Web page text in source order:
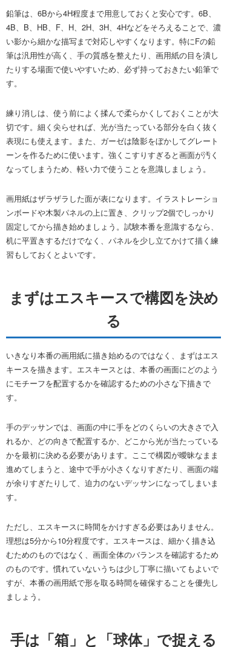
鉛筆は、6Bから4H程度まで用意しておくと安心です。6B、
4B、B、HB、F、H、2H、3H、4Hなどをそろえることで、濃
い影から細かな描写まで対応しやすくなります。特にFの鉛
筆は汎用性が高く、手の質感を整えたり、画用紙の目を潰し
たりする場面で使いやすいため、必ず持っておきたい鉛筆で
す。
練り消しは、使う前によく揉んで柔らかくしておくことが大
切です。細く尖らせれば、光が当たっている部分を白く抜く
表現にも使えます。また、ガーゼは陰影をぼかしてグレート
ーンを作るために使います。強くこすりすぎると画面が汚く
なってしまうため、軽い力で使うことを意識しましょう。
画用紙はザラザラした面が表になります。イラストレーショ
ンボードや木製パネルの上に置き、クリップ2個でしっかり
固定してから描き始めましょう。試験本番を意識するなら、
机に平置きするだけでなく、パネルを少し立てかけて描く練
習もしておくとよいです。
まずはエスキースで構図を決め
る
いきなり本番の画用紙に描き始めるのではなく、まずはエス
キースを描きます。エスキースとは、本番の画面にどのよう
にモチーフを配置するかを確認するための小さな下描きで
す。
手のデッサンでは、画面の中に手をどのくらいの大きさで入
れるか、どの向きで配置するか、どこから光が当たっている
かを最初に決める必要があります。ここで構図が曖昧なまま
進めてしまうと、途中で手が小さくなりすぎたり、画面の端
が余りすぎたりして、迫力のないデッサンになってしまいま
す。
ただし、エスキースに時間をかけすぎる必要はありません。
理想は5分から10分程度です。エスキースは、細かく描き込
むためのものではなく、画面全体のバランスを確認するため
のものです。慣れていないうちは少し丁寧に描いてもよいで
すが、本番の画用紙で形を取る時間を確保することを優先し
ましょう。
手は「箱」と「球体」で捉える